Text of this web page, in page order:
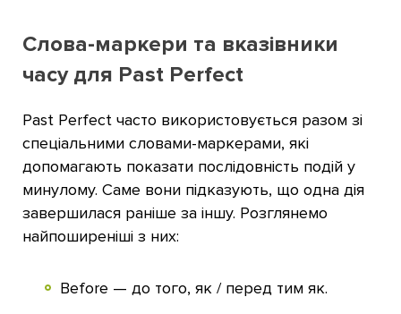
Слова-маркери та вказівники
часу для Past Perfect
Past Perfect часто використовується разом зі
спеціальними словами-маркерами, які
допомагають показати послідовність подій у
минулому. Саме вони підказують, що одна дія
завершилася раніше за іншу. Розглянемо
найпоширеніші з них:
Before — до того, як / перед тим як.